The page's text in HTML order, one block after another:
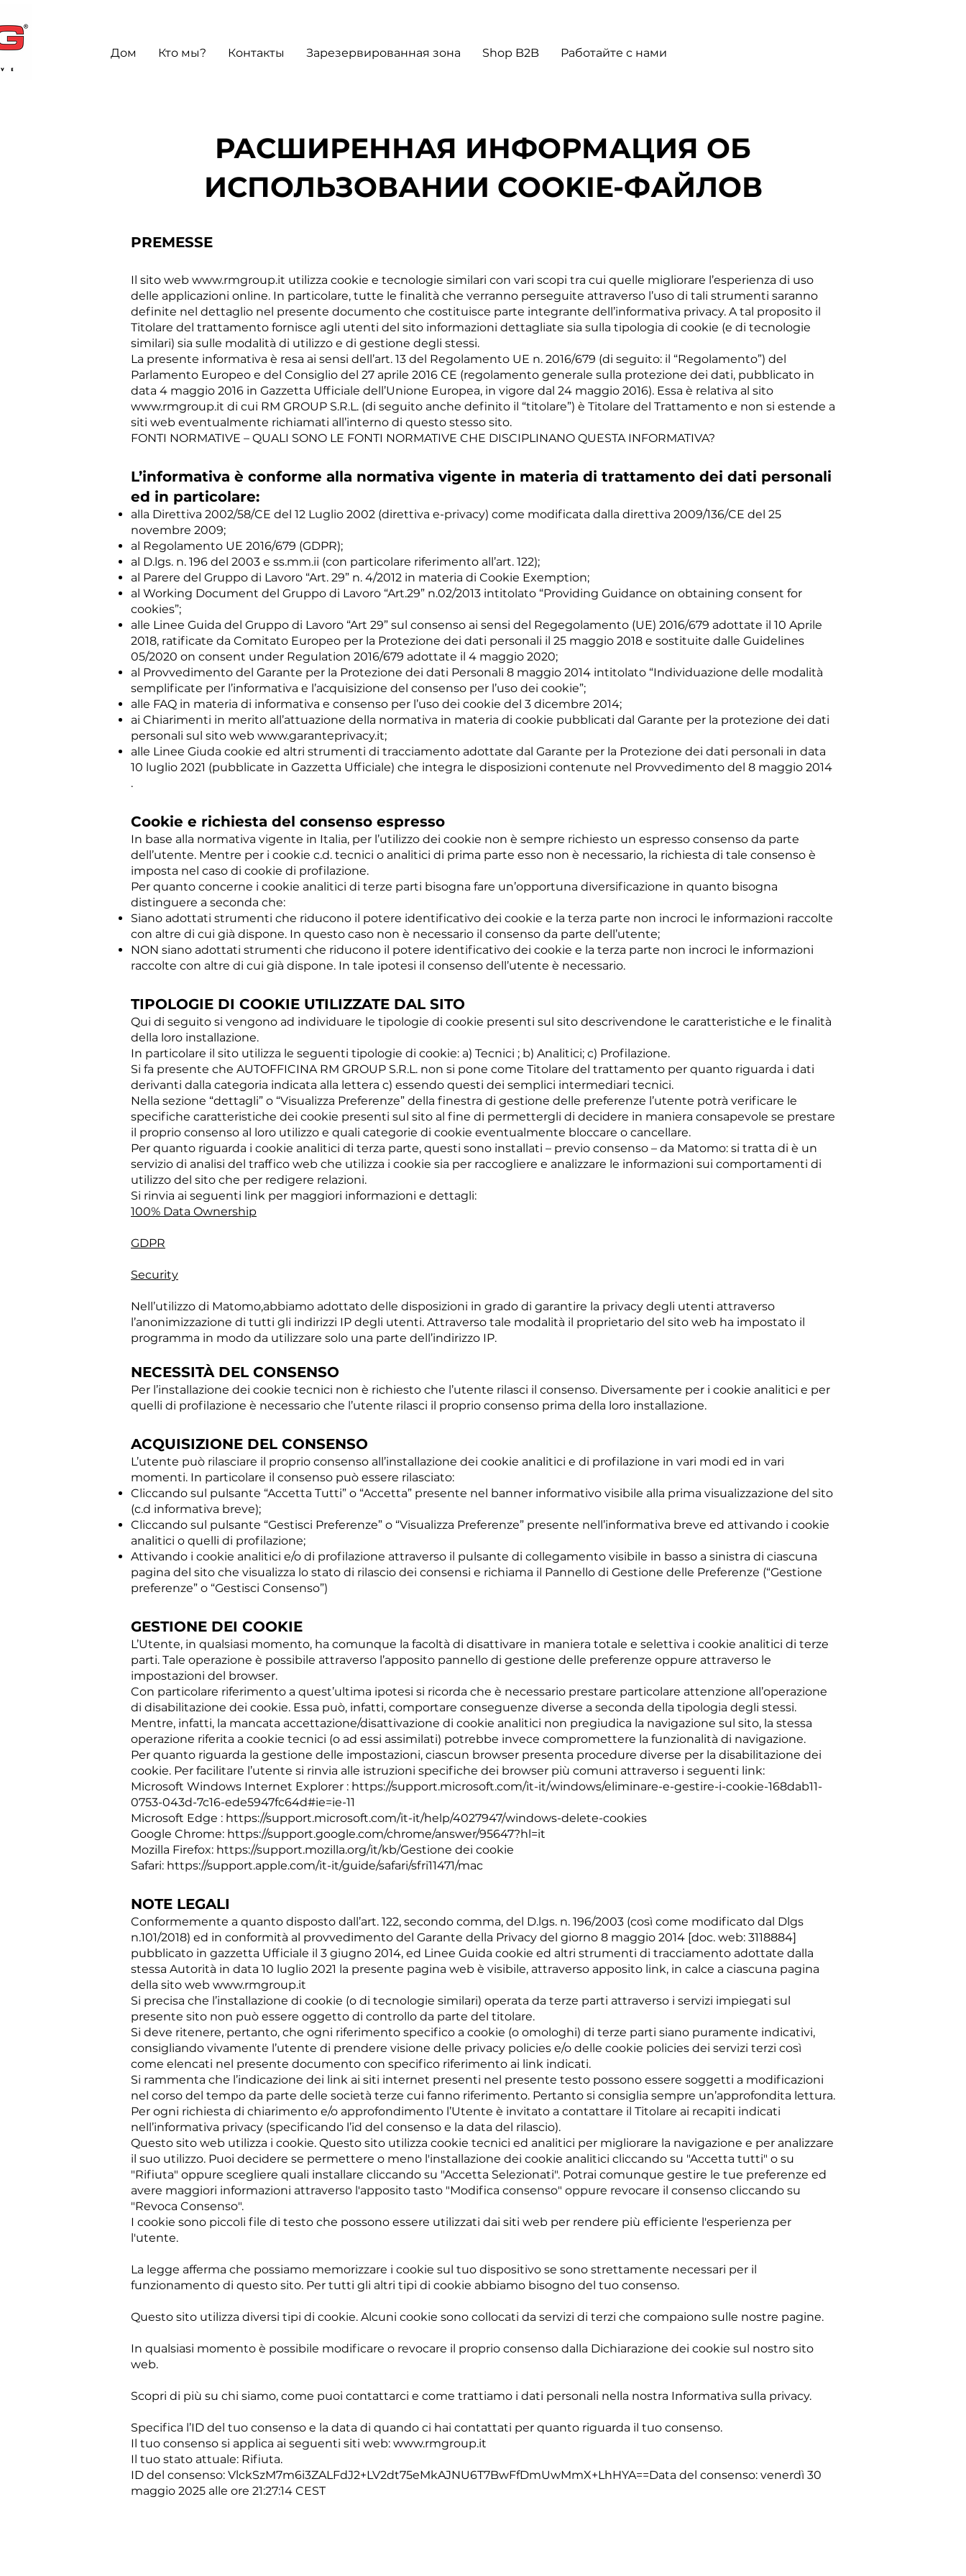
Дом Кто мы? Контакты Зарезервированная зона Shop B2B Работайте с нами
РАСШИРЕННАЯ ИНФОРМАЦИЯ ОБ
ИСПОЛЬЗОВАНИИ COOKIE-ФАЙЛОВ
PREMESSE
Il sito web www.rmgroup.it utilizza cookie e tecnologie similari con vari scopi tra cui quelle migliorare l’esperienza di uso
delle applicazioni online. In particolare, tutte le finalità che verranno perseguite attraverso l’uso di tali strumenti saranno
definite nel dettaglio nel presente documento che costituisce parte integrante dell’informativa privacy. A tal proposito il
Titolare del trattamento fornisce agli utenti del sito informazioni dettagliate sia sulla tipologia di cookie (e di tecnologie
similari) sia sulle modalità di utilizzo e di gestione degli stessi.
La presente informativa è resa ai sensi dell’art. 13 del Regolamento UE n. 2016/679 (di seguito: il “Regolamento”) del
Parlamento Europeo e del Consiglio del 27 aprile 2016 CE (regolamento generale sulla protezione dei dati, pubblicato in
data 4 maggio 2016 in Gazzetta Ufficiale dell’Unione Europea, in vigore dal 24 maggio 2016). Essa è relativa al sito
www.rmgroup.it di cui RM GROUP S.R.L. (di seguito anche definito il “titolare”) è Titolare del Trattamento e non si estende a
siti web eventualmente richiamati all’interno di questo stesso sito.
FONTI NORMATIVE – QUALI SONO LE FONTI NORMATIVE CHE DISCIPLINANO QUESTA INFORMATIVA?
L’informativa è conforme alla normativa vigente in materia di trattamento dei dati personali
ed in particolare:
alla Direttiva 2002/58/CE del 12 Luglio 2002 (direttiva e-privacy) come modificata dalla direttiva 2009/136/CE del 25
novembre 2009;
al Regolamento UE 2016/679 (GDPR);
al D.lgs. n. 196 del 2003 e ss.mm.ii (con particolare riferimento all’art. 122);
al Parere del Gruppo di Lavoro “Art. 29” n. 4/2012 in materia di Cookie Exemption;
al Working Document del Gruppo di Lavoro “Art.29” n.02/2013 intitolato “Providing Guidance on obtaining consent for
cookies”;
alle Linee Guida del Gruppo di Lavoro “Art 29” sul consenso ai sensi del Regegolamento (UE) 2016/679 adottate il 10 Aprile
2018, ratificate da Comitato Europeo per la Protezione dei dati personali il 25 maggio 2018 e sostituite dalle Guidelines
05/2020 on consent under Regulation 2016/679 adottate il 4 maggio 2020;
al Provvedimento del Garante per la Protezione dei dati Personali 8 maggio 2014 intitolato “Individuazione delle modalità
semplificate per l’informativa e l’acquisizione del consenso per l’uso dei cookie”;
alle FAQ in materia di informativa e consenso per l’uso dei cookie del 3 dicembre 2014;
ai Chiarimenti in merito all’attuazione della normativa in materia di cookie pubblicati dal Garante per la protezione dei dati
personali sul sito web www.garanteprivacy.it;
alle Linee Giuda cookie ed altri strumenti di tracciamento adottate dal Garante per la Protezione dei dati personali in data
10 luglio 2021 (pubblicate in Gazzetta Ufficiale) che integra le disposizioni contenute nel Provvedimento del 8 maggio 2014
.
Cookie e richiesta del consenso espresso
In base alla normativa vigente in Italia, per l’utilizzo dei cookie non è sempre richiesto un espresso consenso da parte
dell’utente. Mentre per i cookie c.d. tecnici o analitici di prima parte esso non è necessario, la richiesta di tale consenso è
imposta nel caso di cookie di profilazione.
Per quanto concerne i cookie analitici di terze parti bisogna fare un’opportuna diversificazione in quanto bisogna
distinguere a seconda che:
Siano adottati strumenti che riducono il potere identificativo dei cookie e la terza parte non incroci le informazioni raccolte
con altre di cui già dispone. In questo caso non è necessario il consenso da parte dell’utente;
NON siano adottati strumenti che riducono il potere identificativo dei cookie e la terza parte non incroci le informazioni
raccolte con altre di cui già dispone. In tale ipotesi il consenso dell’utente è necessario.
TIPOLOGIE DI COOKIE UTILIZZATE DAL SITO
Qui di seguito si vengono ad individuare le tipologie di cookie presenti sul sito descrivendone le caratteristiche e le finalità
della loro installazione.
In particolare il sito utilizza le seguenti tipologie di cookie: a) Tecnici ; b) Analitici; c) Profilazione.
Si fa presente che AUTOFFICINA RM GROUP S.R.L. non si pone come Titolare del trattamento per quanto riguarda i dati
derivanti dalla categoria indicata alla lettera c) essendo questi dei semplici intermediari tecnici.
Nella sezione “dettagli” o “Visualizza Preferenze” della finestra di gestione delle preferenze l’utente potrà verificare le
specifiche caratteristiche dei cookie presenti sul sito al fine di permettergli di decidere in maniera consapevole se prestare
il proprio consenso al loro utilizzo e quali categorie di cookie eventualmente bloccare o cancellare.
Per quanto riguarda i cookie analitici di terza parte, questi sono installati – previo consenso – da Matomo: si tratta di è un
servizio di analisi del traffico web che utilizza i cookie sia per raccogliere e analizzare le informazioni sui comportamenti di
utilizzo del sito che per redigere relazioni.
Si rinvia ai seguenti link per maggiori informazioni e dettagli:
100% Data Ownership
GDPR
Security
Nell’utilizzo di Matomo,abbiamo adottato delle disposizioni in grado di garantire la privacy degli utenti attraverso
l’anonimizzazione di tutti gli indirizzi IP degli utenti. Attraverso tale modalità il proprietario del sito web ha impostato il
programma in modo da utilizzare solo una parte dell’indirizzo IP.
NECESSITÀ DEL CONSENSO
Per l’installazione dei cookie tecnici non è richiesto che l’utente rilasci il consenso. Diversamente per i cookie analitici e per
quelli di profilazione è necessario che l’utente rilasci il proprio consenso prima della loro installazione.
ACQUISIZIONE DEL CONSENSO
L’utente può rilasciare il proprio consenso all’installazione dei cookie analitici e di profilazione in vari modi ed in vari
momenti. In particolare il consenso può essere rilasciato:
Cliccando sul pulsante “Accetta Tutti” o “Accetta” presente nel banner informativo visibile alla prima visualizzazione del sito
(c.d informativa breve);
Cliccando sul pulsante “Gestisci Preferenze” o “Visualizza Preferenze” presente nell’informativa breve ed attivando i cookie
analitici o quelli di profilazione;
Attivando i cookie analitici e/o di profilazione attraverso il pulsante di collegamento visibile in basso a sinistra di ciascuna
pagina del sito che visualizza lo stato di rilascio dei consensi e richiama il Pannello di Gestione delle Preferenze (“Gestione
preferenze” o “Gestisci Consenso”)
GESTIONE DEI COOKIE
L’Utente, in qualsiasi momento, ha comunque la facoltà di disattivare in maniera totale e selettiva i cookie analitici di terze
parti. Tale operazione è possibile attraverso l’apposito pannello di gestione delle preferenze oppure attraverso le
impostazioni del browser.
Con particolare riferimento a quest’ultima ipotesi si ricorda che è necessario prestare particolare attenzione all’operazione
di disabilitazione dei cookie. Essa può, infatti, comportare conseguenze diverse a seconda della tipologia degli stessi.
Mentre, infatti, la mancata accettazione/disattivazione di cookie analitici non pregiudica la navigazione sul sito, la stessa
operazione riferita a cookie tecnici (o ad essi assimilati) potrebbe invece compromettere la funzionalità di navigazione.
Per quanto riguarda la gestione delle impostazioni, ciascun browser presenta procedure diverse per la disabilitazione dei
cookie. Per facilitare l’utente si rinvia alle istruzioni specifiche dei browser più comuni attraverso i seguenti link:
Microsoft Windows Internet Explorer : https://support.microsoft.com/it-it/windows/eliminare-e-gestire-i-cookie-168dab11-
0753-043d-7c16-ede5947fc64d#ie=ie-11
Microsoft Edge : https://support.microsoft.com/it-it/help/4027947/windows-delete-cookies
Google Chrome: https://support.google.com/chrome/answer/95647?hl=it
Mozilla Firefox: https://support.mozilla.org/it/kb/Gestione dei cookie
Safari: https://support.apple.com/it-it/guide/safari/sfri11471/mac
NOTE LEGALI
Conformemente a quanto disposto dall’art. 122, secondo comma, del D.lgs. n. 196/2003 (così come modificato dal Dlgs
n.101/2018) ed in conformità al provvedimento del Garante della Privacy del giorno 8 maggio 2014 [doc. web: 3118884]
pubblicato in gazzetta Ufficiale il 3 giugno 2014, ed Linee Guida cookie ed altri strumenti di tracciamento adottate dalla
stessa Autorità in data 10 luglio 2021 la presente pagina web è visibile, attraverso apposito link, in calce a ciascuna pagina
della sito web www.rmgroup.it
Si precisa che l’installazione di cookie (o di tecnologie similari) operata da terze parti attraverso i servizi impiegati sul
presente sito non può essere oggetto di controllo da parte del titolare.
Si deve ritenere, pertanto, che ogni riferimento specifico a cookie (o omologhi) di terze parti siano puramente indicativi,
consigliando vivamente l’utente di prendere visione delle privacy policies e/o delle cookie policies dei servizi terzi così
come elencati nel presente documento con specifico riferimento ai link indicati.
Si rammenta che l’indicazione dei link ai siti internet presenti nel presente testo possono essere soggetti a modificazioni
nel corso del tempo da parte delle società terze cui fanno riferimento. Pertanto si consiglia sempre un’approfondita lettura.
Per ogni richiesta di chiarimento e/o approfondimento l’Utente è invitato a contattare il Titolare ai recapiti indicati
nell’informativa privacy (specificando l’id del consenso e la data del rilascio).
Questo sito web utilizza i cookie. Questo sito utilizza cookie tecnici ed analitici per migliorare la navigazione e per analizzare
il suo utilizzo. Puoi decidere se permettere o meno l'installazione dei cookie analitici cliccando su "Accetta tutti" o su
"Rifiuta" oppure scegliere quali installare cliccando su "Accetta Selezionati". Potrai comunque gestire le tue preferenze ed
avere maggiori informazioni attraverso l'apposito tasto "Modifica consenso" oppure revocare il consenso cliccando su
"Revoca Consenso".
I cookie sono piccoli file di testo che possono essere utilizzati dai siti web per rendere più efficiente l'esperienza per
l'utente.
La legge afferma che possiamo memorizzare i cookie sul tuo dispositivo se sono strettamente necessari per il
funzionamento di questo sito. Per tutti gli altri tipi di cookie abbiamo bisogno del tuo consenso.
Questo sito utilizza diversi tipi di cookie. Alcuni cookie sono collocati da servizi di terzi che compaiono sulle nostre pagine.
In qualsiasi momento è possibile modificare o revocare il proprio consenso dalla Dichiarazione dei cookie sul nostro sito
web.
Scopri di più su chi siamo, come puoi contattarci e come trattiamo i dati personali nella nostra Informativa sulla privacy.
Specifica l’ID del tuo consenso e la data di quando ci hai contattati per quanto riguarda il tuo consenso.
Il tuo consenso si applica ai seguenti siti web: www.rmgroup.it
Il tuo stato attuale: Rifiuta.
ID del consenso: VlckSzM7m6i3ZALFdJ2+LV2dt75eMkAJNU6T7BwFfDmUwMmX+LhHYA==Data del consenso: venerdì 30
maggio 2025 alle ore 21:27:14 CEST